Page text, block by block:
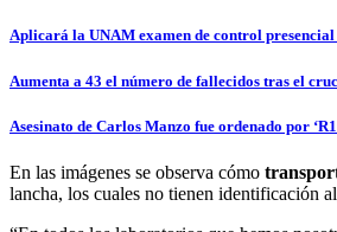
Aplicará la UNAM examen de control
Aumenta a 43 el número de fallecidos tras el
Asesinato de Carlos Manzo fue ordenado por
En las imágenes se observa cómo
lancha, los cuales no tienen identificación